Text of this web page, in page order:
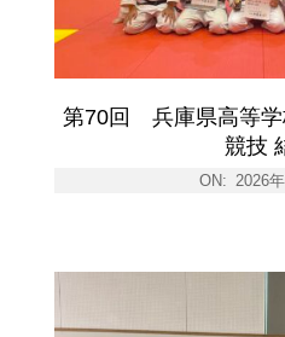
第70回 兵庫県高等学
競技
ON: 2026